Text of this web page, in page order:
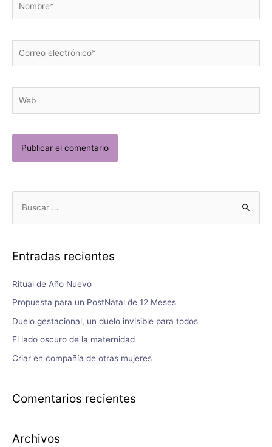
Entradas recientes
Ritual de Año Nuevo
Propuesta para un PostNatal de 12 Meses
Duelo gestacional, un duelo invisible para todos
El lado oscuro de la maternidad
Criar en compañía de otras mujeres
Comentarios recientes
Archivos